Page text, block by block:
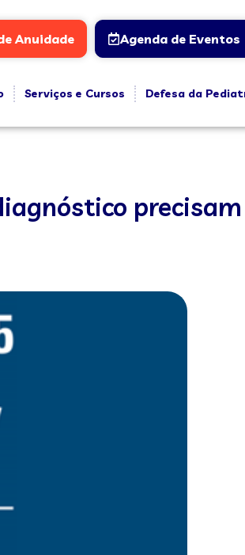
Anuidade Agenda de Eventos
Serviços e Cursos
Defesa da